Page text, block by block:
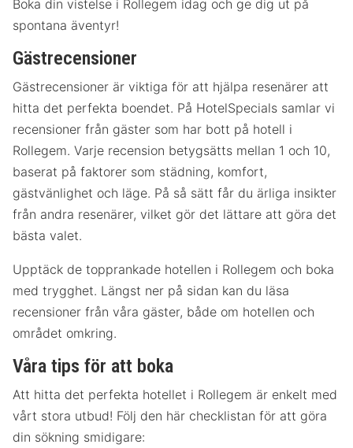
Boka din vistelse i Rollegem idag och ge dig ut på
spontana äventyr!
Gästrecensioner
Gästrecensioner är viktiga för att hjälpa resenärer att
hitta det perfekta boendet. På HotelSpecials samlar vi
recensioner från gäster som har bott på hotell i
Rollegem. Varje recension betygsätts mellan 1 och 10,
baserat på faktorer som städning, komfort,
gästvänlighet och läge. På så sätt får du ärliga insikter
från andra resenärer, vilket gör det lättare att göra det
bästa valet.
Upptäck de topprankade hotellen i Rollegem och boka
med trygghet. Längst ner på sidan kan du läsa
recensioner från våra gäster, både om hotellen och
området omkring.
Våra tips för att boka
Att hitta det perfekta hotellet i Rollegem är enkelt med
vårt stora utbud! Följ den här checklistan för att göra
din sökning smidigare: